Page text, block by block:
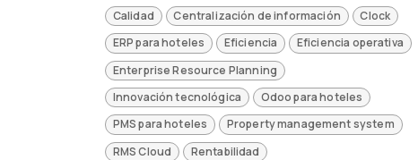
Calidad Centralización de información
Clock
ERP para hoteles
Eficiencia
Eficiencia operativa
Enterprise Resource Planning
Innovación tecnológica
Odoo para hoteles
PMS para hoteles
Property management system
RMS Cloud
Rentabilidad